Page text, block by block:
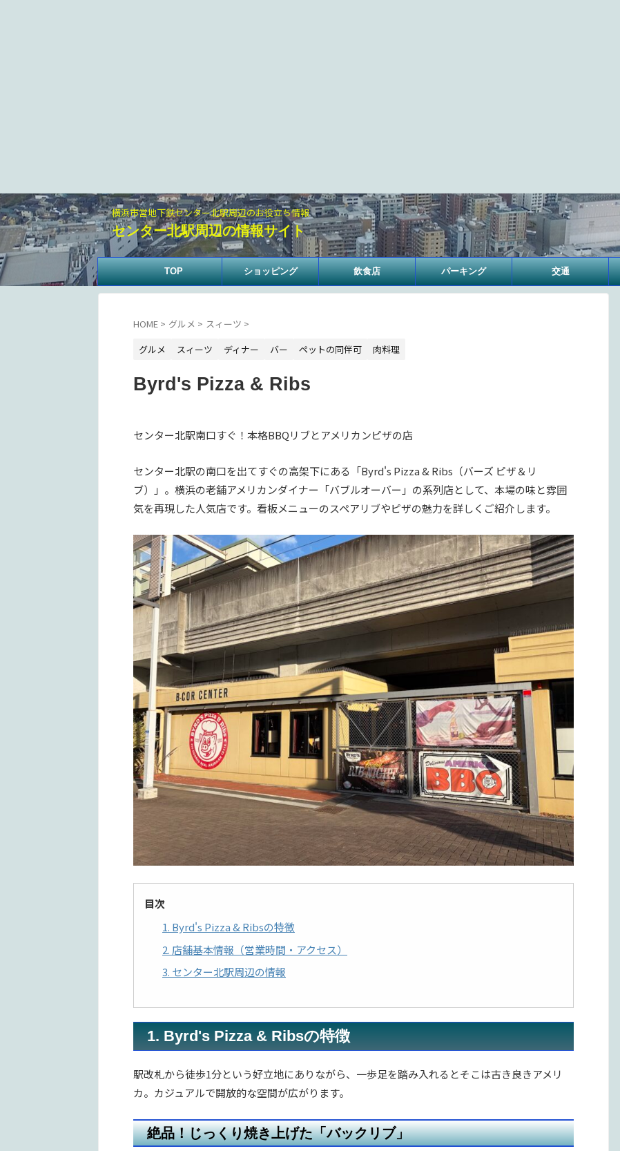
横浜市営地下鉄センター北駅周辺のお役立ち情報
センター北駅周辺の情報サイト
TOP ショッピング 飲食店 パーキング 交通
HOME > グルメ > スィーツ >
グルメ
スィーツ ディナー バー ペットの同伴可 肉料理
Byrd's Pizza & Ribs
センター北駅南口すぐ！本格BBQリブとアメリカンピザの店
センター北駅の南口を出てすぐの高架下にある「Byrd's Pizza & Ribs（バーズ ピザ＆リ
ブ）」。横浜の老舗アメリカンダイナー「バブルオーバー」の系列店として、本場の味と雰囲
気を再現した人気店です。看板メニューのスペアリブやピザの魅力を詳しくご紹介します。
目次
1. Byrd's Pizza & Ribsの特徴
2. 店舗基本情報（営業時間・アクセス）
3. センター北駅周辺の情報
1. Byrd's Pizza & Ribsの特徴
駅改札から徒歩1分という好立地にありながら、一歩足を踏み入れるとそこは古き良きアメリ
カ。カジュアルで開放的な空間が広がります。
絶品！じっくり焼き上げた「バックリブ」